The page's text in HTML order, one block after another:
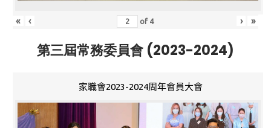
« ‹ of 4 › »
第三屆常務委員會 (2023-2024)
家職會2023-2024周年會員大會